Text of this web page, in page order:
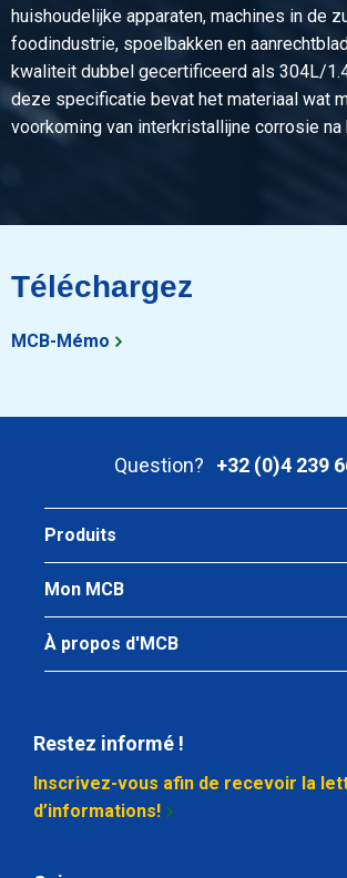
N° d'article
2450-0132-305
Description
Ac inox1.4571(316Ti)hors feuil plat 30x5
2450-0132-405
Ac inox1.4571(316Ti)hors feuil plat 40x5
Sélectionner
N° d'article
2450-0132-1006
Description
Ac inox1.4571(316Ti)hors feuil plat 100x6
Poids des pièces en kg
Prix brut
N° d'article
2450-0132-308
Ac inox1.4571(316Ti)hors feuil plat 30x8
huishoudelijke apparaten, machines in de
foodindustrie, spoelbakken en
kwaliteit dubbel gecertificeerd als 304L/
deze specificatie bevat het materiaal wat
voorkoming van interkristallijne corrosie na
Téléchargez
MCB-Mémo
Question? +32 (0)4 239
Produits
Mon MCB
À propos d'MCB
Restez informé !
Inscrivez-vous afin de recevoir la
d’informations!